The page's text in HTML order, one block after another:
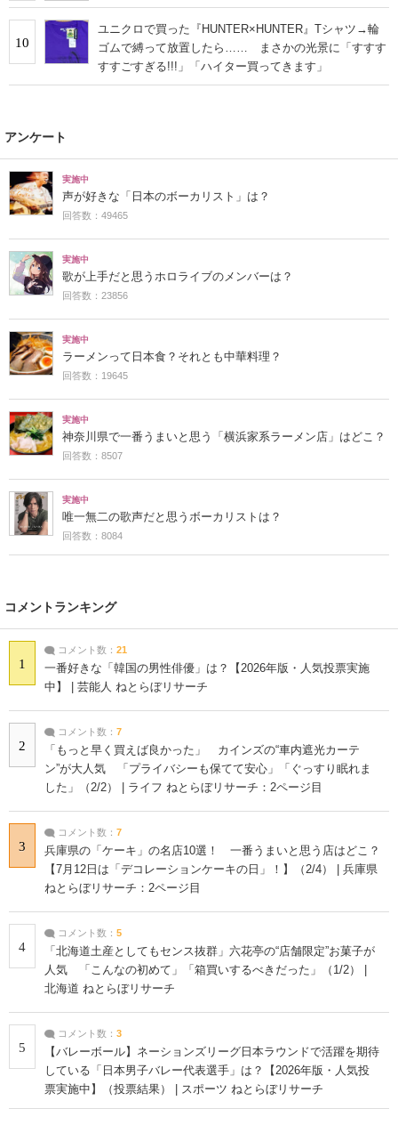
10
ユニクロで買った『HUNTER×HUNTER』Tシャツ→輪
ゴムで縛って放置したら…… まさかの光景に「すすす
すすごすぎる!!!」「ハイター買ってきます」
アンケート
実施中
声が好きな「日本のボーカリスト」は？
回答数：49465
実施中
歌が上手だと思うホロライブのメンバーは？
回答数：23856
実施中
ラーメンって日本食？それとも中華料理？
回答数：19645
実施中
神奈川県で一番うまいと思う「横浜家系ラーメン店」はどこ？
回答数：8507
実施中
唯一無二の歌声だと思うボーカリストは？
回答数：8084
コメントランキング
1
コメント数： 21
一番好きな「韓国の男性俳優」は？【2026年版・人気投票実施
中】 | 芸能人 ねとらぼリサーチ
2
コメント数： 7
「もっと早く買えば良かった」 カインズの“車内遮光カーテ
ン”が大人気 「プライバシーも保てて安心」「ぐっすり眠れま
した」（2/2） | ライフ ねとらぼリサーチ：2ページ目
3
コメント数： 7
兵庫県の「ケーキ」の名店10選！ 一番うまいと思う店はどこ？
【7月12日は「デコレーションケーキの日」！】（2/4） | 兵庫県
ねとらぼリサーチ：2ページ目
4
コメント数： 5
「北海道土産としてもセンス抜群」六花亭の“店舗限定”お菓子が
人気 「こんなの初めて」「箱買いするべきだった」（1/2） |
北海道 ねとらぼリサーチ
5
コメント数： 3
【バレーボール】ネーションズリーグ日本ラウンドで活躍を期待
している「日本男子バレー代表選手」は？【2026年版・人気投
票実施中】（投票結果） | スポーツ ねとらぼリサーチ